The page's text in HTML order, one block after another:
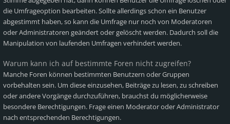
die Umfrageoption bearbeiten. Sollte allerdings schon ein Benutzer
abgestimmt haben, so kann die Umfrage nur noch von Moderatoren
oder Administratoren geändert oder gelöscht werden. Dadurch soll die
Manipulation von laufenden Umfragen verhindert werden.
Warum kann ich auf bestimmte Foren nicht zugreifen?
Manche Foren können bestimmten Benutzern oder Gruppen
vorbehalten sein. Um diese einzusehen, Beiträge zu lesen, zu schreiben
oder andere Vorgänge durchzuführen, brauchst du möglicherweise
besondere Berechtigungen. Frage einen Moderator oder Administrator
nach entsprechenden Berechtigungen.